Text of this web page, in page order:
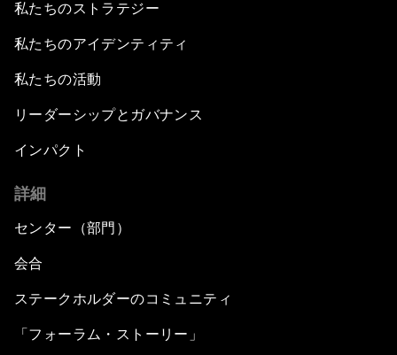
私たちのストラテジー
私たちのアイデンティティ
私たちの活動
リーダーシップとガバナンス
インパクト
詳細
センター（部門）
会合
ステークホルダーのコミュニティ
「フォーラム・ストーリー」